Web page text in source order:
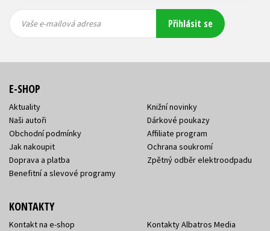
mailová
mailová
Vaše e-mailová adresa Přihlásit se
E-SHOP
Aktuality
Naši autoři
Obchodní podmínky
Jak nakoupit
Doprava a platba
Benefitní a slevové programy
Knižní novinky
Dárkové poukazy
Affiliate program
Ochrana soukromí
Zpětný odběr elektroodpadu
KONTAKTY
Kontakt na e-shop
Kontakty Albatros Media